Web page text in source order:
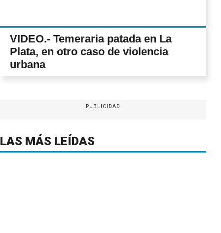
VIDEO.- Temeraria patada en La
Plata, en otro caso de violencia
urbana
PUBLICIDAD
LAS MÁS LEÍDAS